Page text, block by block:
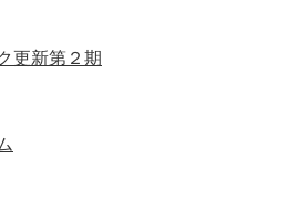
更新第２期